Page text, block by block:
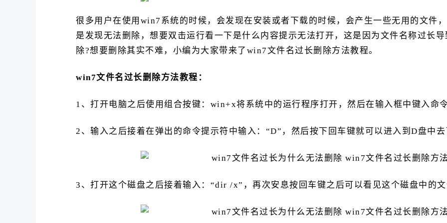
很多用户在使用win7系统的时候，会发现在安装或者下载的时候，会产生一些无用的文件
是发现无法删除，想要双击运行看一下是什么内容提示无法打开，这是因为文件名称过长
除?想要删除其实不难，小编为大家带来了win7文件名过长删除方法教程。
win7文件名过长删除方法教程：
1、打开电脑之后使用组合按键：win+x将系统中的运行程序打开，然后在输入框中键入命
2、输入之后接着在弹出的命令提示符中输入：“D”，然后按下回车键就可以进入到D盘中
3、打开这个磁盘之后接着输入：“dir /x”，再次安息按回车键之后可以看见这个磁盘中的